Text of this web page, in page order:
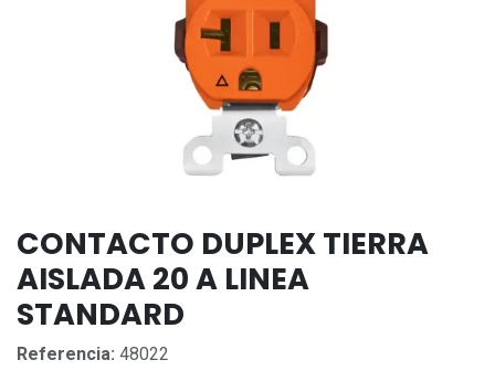
CONTACTO DUPLEX TIERRA
AISLADA 20 A LINEA
STANDARD
Referencia: 48022